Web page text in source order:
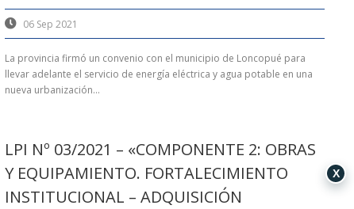
06 Sep 2021
La provincia firmó un convenio con el municipio de Loncopué para
llevar adelante el servicio de energía eléctrica y agua potable en una
nueva urbanización...
LPI Nº 03/2021 – «COMPONENTE 2: OBRAS
Y EQUIPAMIENTO. FORTALECIMIENTO
INSTITUCIONAL – ADQUISICIÓN
X